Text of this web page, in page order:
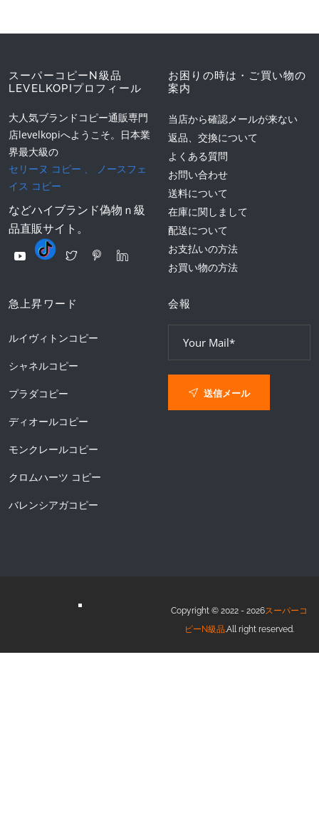
スーパーコピーN級品
LEVELKOPIプロフィール
大人気ブランドコピー通販専門
店levelkopiへようこそ。日本業
界最大級の
セリーヌ コピー 、
ノースフェ
イス コピー
などハイブランド偽物ｎ級
品直販サイト。
お困りの時は・ご買い物の
案内
当店から確認メールが来ない
返品、交換について
よくある質問
お問い合わせ
送料について
在庫に関しまして
配送について
お支払いの方法
お買い物の方法
急上昇ワード
ルイヴィトンコピー
シャネルコピー
プラダコピー
ディオールコピー
モンクレールコピー
クロムハーツ コピー
バレンシアガコピー
会報
送信メール
Copyright © 2022 - 2026スーパーコ
ピーN級品.All right reserved.